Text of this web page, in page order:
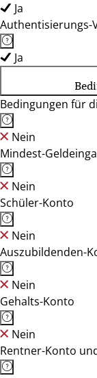
Ja
Authentisierungs-
Ja
Bedingungen für
Nein
Mindest-
Nein
Schüler-Konto
Nein
Auszubildenden-
Nein
Gehalts-Konto
Nein
Rentner-Konto